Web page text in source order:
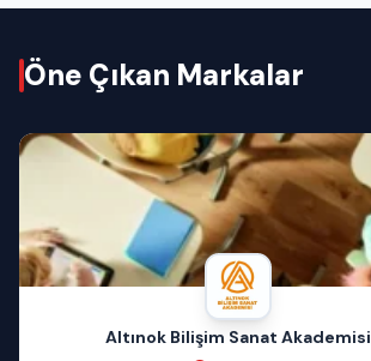
Öne Çıkan Markalar
Altınok Bilişim Sanat Akademisi